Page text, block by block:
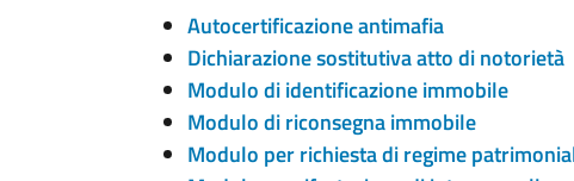
Autocertificazione antimafia
Dichiarazione sostitutiva atto di notorietà
Modulo di identificazione immobile
Modulo di riconsegna immobile
Modulo per richiesta di regime